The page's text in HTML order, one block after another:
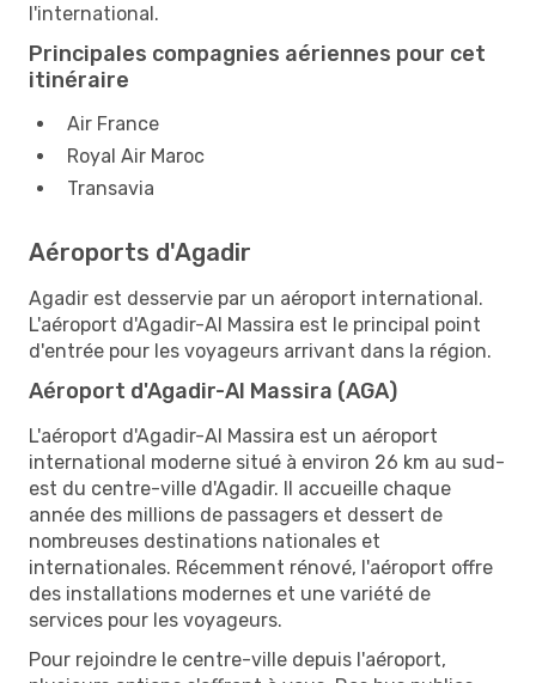
l'international.
Principales compagnies aériennes pour cet
itinéraire
Air France
Royal Air Maroc
Transavia
Aéroports d'Agadir
Agadir est desservie par un aéroport international.
L'aéroport d'Agadir-Al Massira est le principal point
d'entrée pour les voyageurs arrivant dans la région.
Aéroport d'Agadir-Al Massira (AGA)
L'aéroport d'Agadir-Al Massira est un aéroport
international moderne situé à environ 26 km au sud-
est du centre-ville d'Agadir. Il accueille chaque
année des millions de passagers et dessert de
nombreuses destinations nationales et
internationales. Récemment rénové, l'aéroport offre
des installations modernes et une variété de
services pour les voyageurs.
Pour rejoindre le centre-ville depuis l'aéroport,